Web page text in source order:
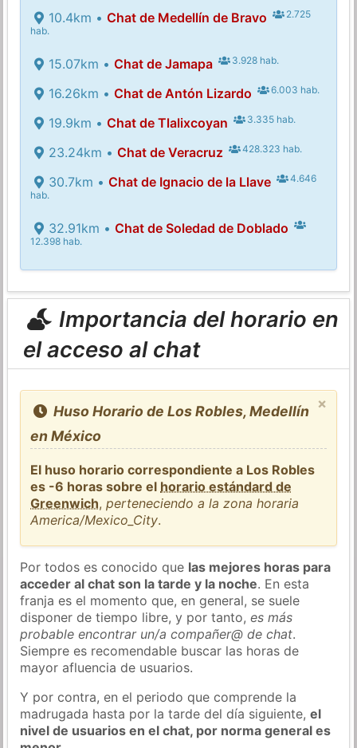
10.4km • Chat de Medellín de Bravo
2.725
hab.
15.07km • Chat de Jamapa 3.928 hab.
16.26km • Chat de Antón Lizardo 6.003 hab.
19.9km • Chat de Tlalixcoyan 3.335 hab.
23.24km • Chat de Veracruz 428.323 hab.
30.7km • Chat de Ignacio de la Llave
4.646
hab.
32.91km • Chat de Soledad de Doblado
12.398 hab.
Importancia del horario en
el acceso al chat
×
Huso Horario de Los Robles, Medellín
en México
El huso horario correspondiente a Los Robles
es -6 horas sobre el horario estándard de
Greenwich,perteneciendo a la zona horaria
America/Mexico_City.
Por todos es conocido que las mejores horas para
acceder al chat son la tarde y la noche. En esta
franja es el momento que, en general, se suele
disponer de tiempo libre, y por tanto,es más
probable encontrar un/a compañer@ de chat.
Siempre es recomendable buscar las horas de
mayor afluencia de usuarios.
Y por contra, en el periodo que comprende la
madrugada hasta por la tarde del día siguiente,el
nivel de usuarios en el chat, por norma general es